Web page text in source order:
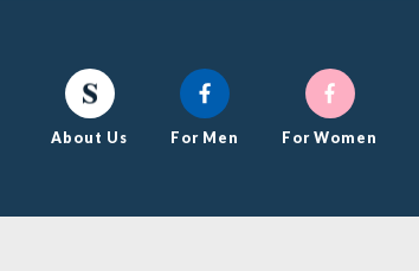
About Us For Men For Women